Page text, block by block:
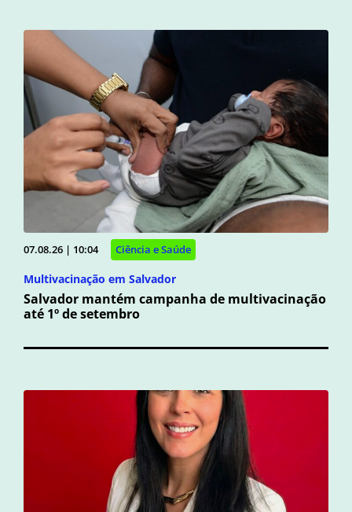
07.08.26 | 10:04 Ciência e Saúde
Multivacinação em Salvador
Salvador mantém campanha de multivacinação
até 1º de setembro